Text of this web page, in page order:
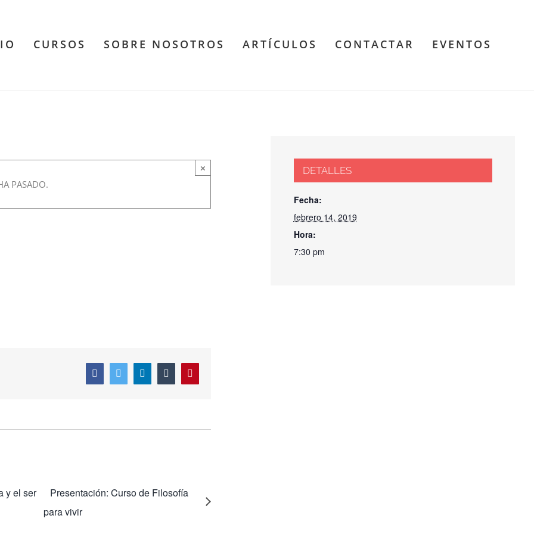
CURSOS SOBRE NOSOTROS ARTÍCULOS CONTACTAR EVENTOS
×
PASADO.
FacebookTwitter LinkedInTumblr
y el ser
Presentación: Curso de Filosofía
para vivir
DETALLES
Fecha:
febrero 14, 2019
Hora:
7:30 pm